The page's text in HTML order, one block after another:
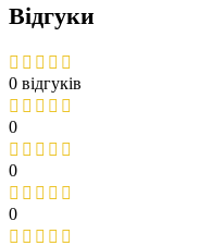
Відгуки
0 відгуків
0
0
0